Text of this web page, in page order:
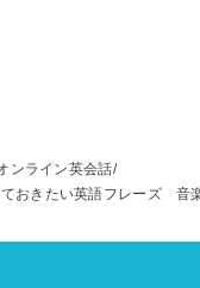
ンライン英会話
ておきたい英語フレーズ 音